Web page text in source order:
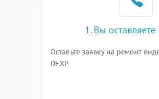
1. Вы оставляете
Оставьте заявку на ремонт
DEXP